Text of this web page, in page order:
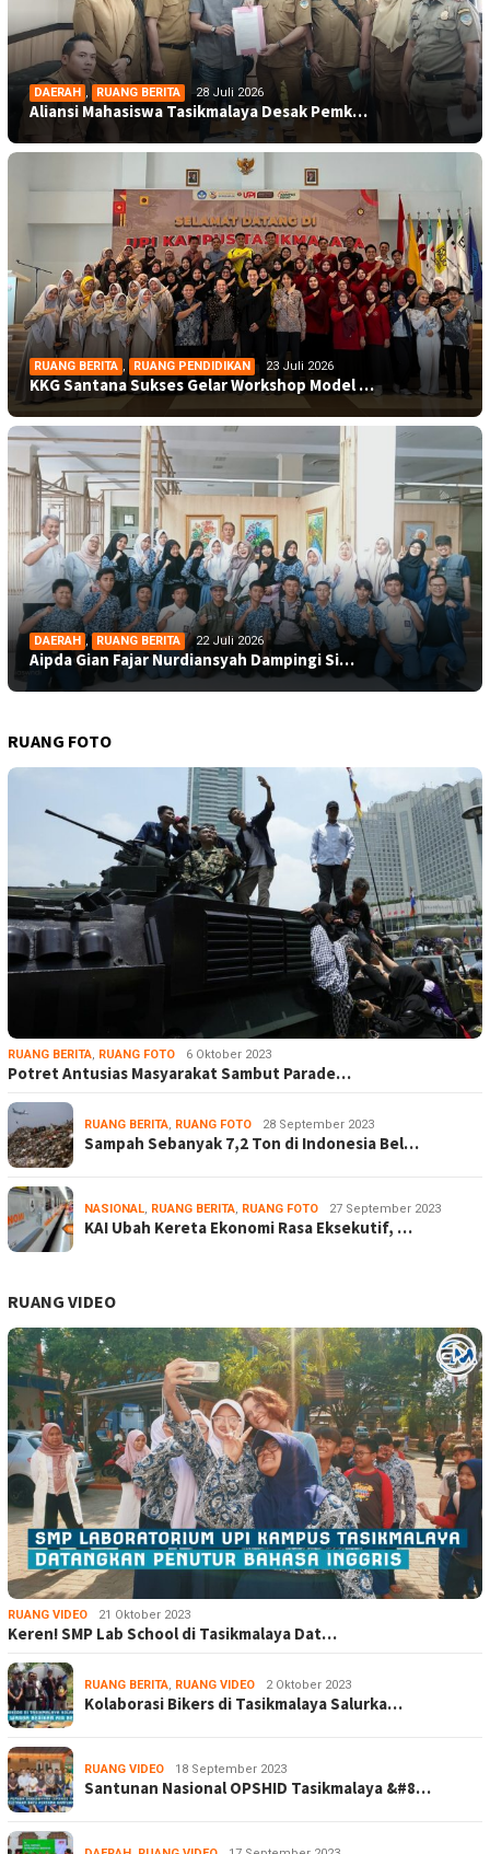
DAERAH , RUANG BERITA 28 Juli 2026
Aliansi Mahasiswa Tasikmalaya Desak Pemk…
RUANG BERITA , RUANG PENDIDIKAN 23 Juli 2026
KKG Santana Sukses Gelar Workshop Model …
DAERAH , RUANG BERITA 22 Juli 2026
Aipda Gian Fajar Nurdiansyah Dampingi Si…
RUANG FOTO
RUANG BERITA, RUANG FOTO 6 Oktober 2023
Potret Antusias Masyarakat Sambut Parade…
RUANG BERITA, RUANG FOTO 28 September 2023
Sampah Sebanyak 7,2 Ton di Indonesia Bel…
NASIONAL, RUANG BERITA, RUANG FOTO 27 September 2023
KAI Ubah Kereta Ekonomi Rasa Eksekutif, …
RUANG VIDEO
RUANG VIDEO 21 Oktober 2023
Keren! SMP Lab School di Tasikmalaya Dat…
RUANG BERITA, RUANG VIDEO 2 Oktober 2023
Kolaborasi Bikers di Tasikmalaya Salurka…
RUANG VIDEO 18 September 2023
Santunan Nasional OPSHID Tasikmalaya &#8…